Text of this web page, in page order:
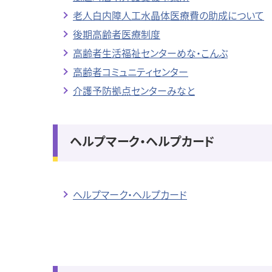
老人白内障人工水晶体医療費の助成について
後期高齢者医療制度
高齢者生活福祉センターめな・こんぶ
高齢者コミュニティセンター
介護予防拠点センターみなと
ヘルプマーク・ヘルプカード
ヘルプマーク・ヘルプカード